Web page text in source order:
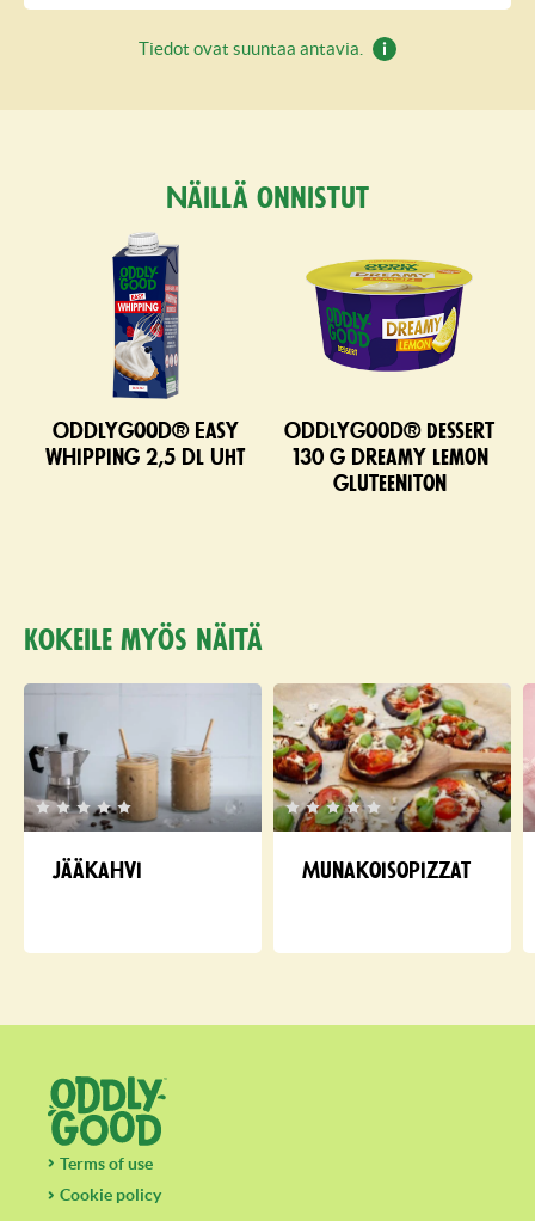
Tiedot ovat suuntaa antavia.
Näillä onnistut
Oddlygood® Easy
Whipping 2,5 dl UHT
Oddlygood® Dessert
130 g dreamy lemon
gluteeniton
Kokeile myös näitä
Jääkahvi Munakoisopizzat
Terms of use
Cookie policy